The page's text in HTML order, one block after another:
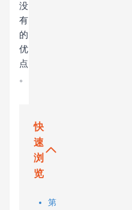
没
有
的
优
点
。
快
速
浏
览
第